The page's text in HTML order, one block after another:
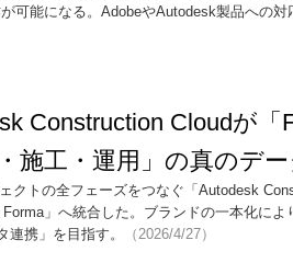
可能になる。AdobeやAutodesk製品への
Construction Cloudが
・施工・運用」の真のデ
クトの全フェーズをつなぐ「Autodesk
」へ統合した。ブランドの一本化に
携」を目指す。
（2026/4/27）